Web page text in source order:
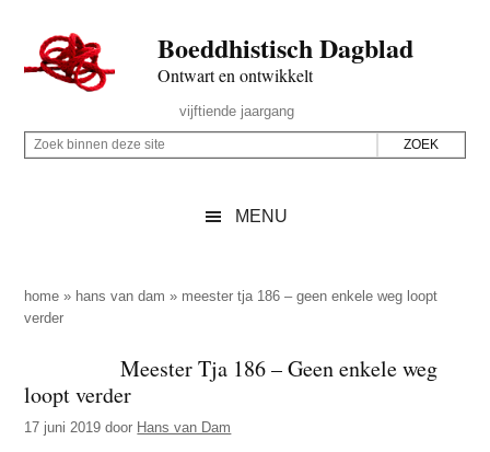
naar
de
inhoud
secondary
naar
de
sidebar
naar
de
Boeddhistisch Dagblad
Ontwart en ontwikkelt
Rechts
vijftiende jaargang
Z
p
d
z
e
Z
i
n
n
d
MENU
home » hans van dam » meester tja 186 – geen enkele weg loopt
verder
Meester Tja 186 – Geen enkele weg
loopt verder
17 juni 2019 door Hans van Dam